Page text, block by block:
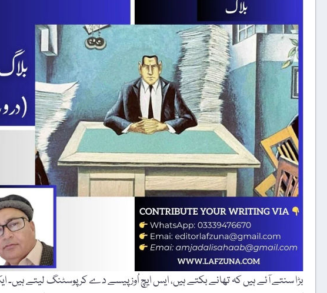
بڑا سنتے آئے ہیں کہ تھانے بکتے ہیں، ایس ایچ اُوز پیسے دے کر پوسٹنگ لیتے ہیں۔